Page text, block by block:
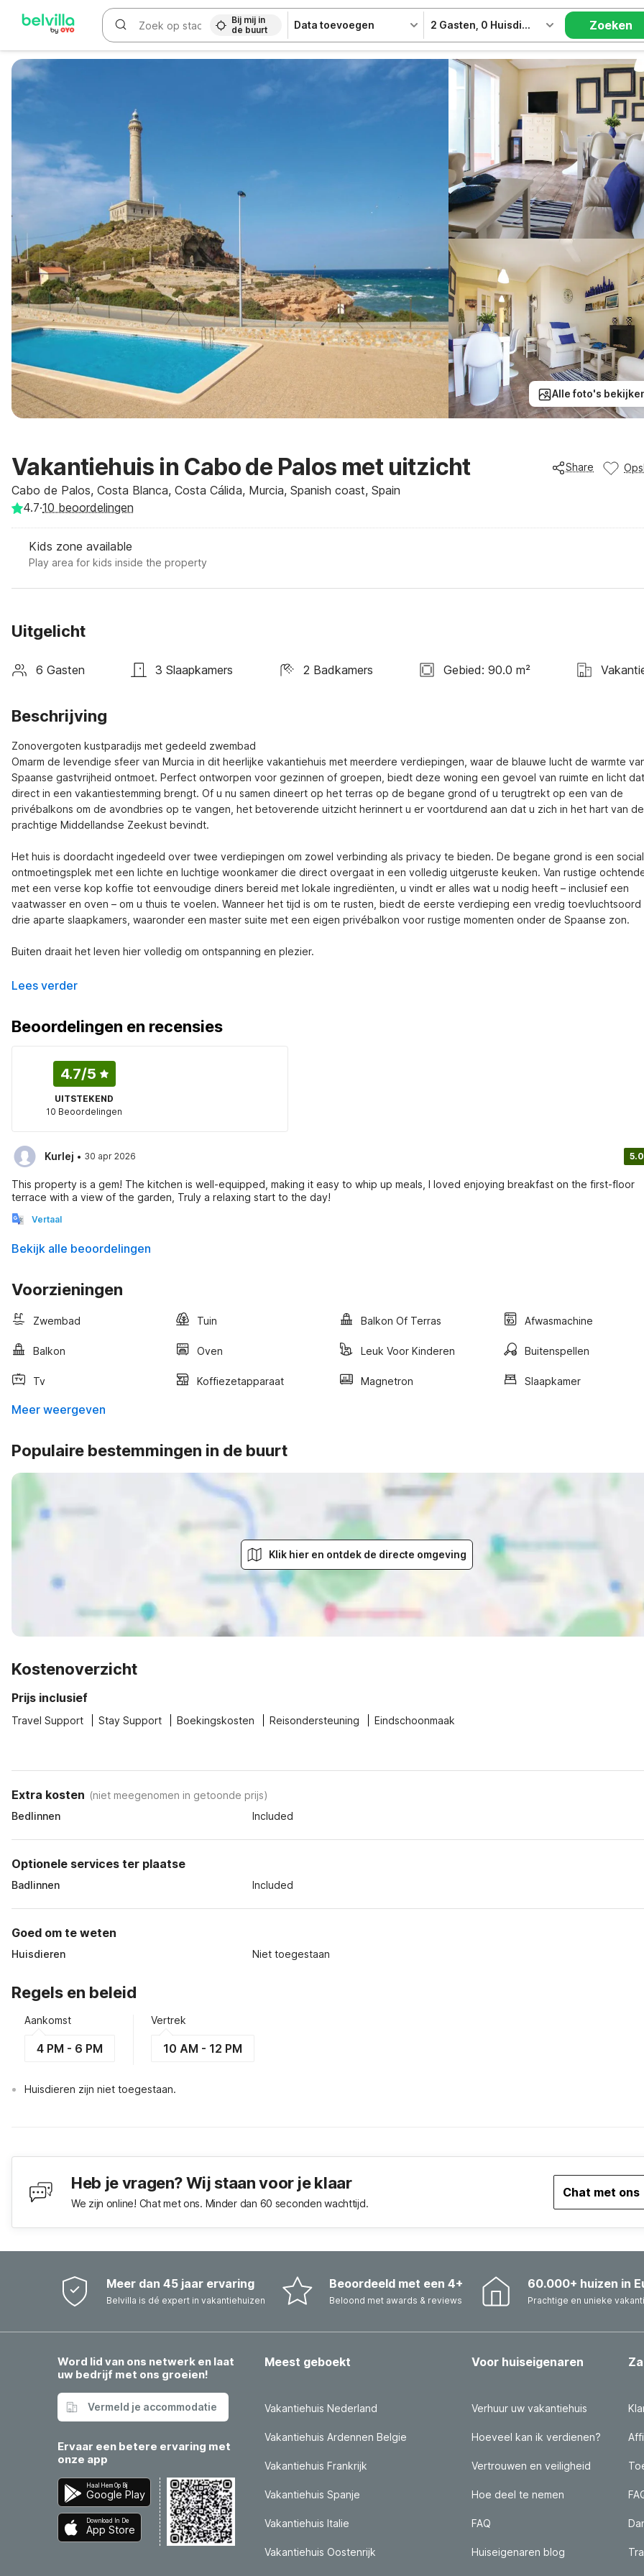
WIZARD MEMBER
Bij mij in
de buurt
Data toevoegen 2 Gasten 0 Huisdieren Zoeken
Alle foto's
Vakantiehuis in Cabo de Palos met uitzicht
Cabo de Palos, Costa Blanca, Costa Cálida, Murcia, Spanish coast, Spain
Share
4.7·10 beoordelingen
Kids zone available
Play area for kids inside the property
Uitgelicht
6 Gasten 3 Slaapkamers 2 Badkamers Gebied: 90.0 m²
Beschrijving
Zonovergoten kustparadijs met gedeeld zwembad
Omarm de levendige sfeer van Murcia in dit heerlijke vakantiehuis met meerdere verdiepingen, waar de blauwe lucht de warmte
Spaanse gastvrijheid ontmoet. Perfect ontworpen voor gezinnen of groepen, biedt deze woning een gevoel van ruimte en licht
direct in een vakantiestemming brengt. Of u nu samen dineert op het terras op de begane grond of u terugtrekt op een van de
privébalkons om de avondbries op te vangen, het betoverende uitzicht herinnert u er voortdurend aan dat u zich in het hart van de
prachtige Middellandse Zeekust bevindt.
Het huis is doordacht ingedeeld over twee verdiepingen om zowel verbinding als privacy te bieden. De begane grond is een
ontmoetingsplek met een lichte en luchtige woonkamer die direct overgaat in een volledig uitgeruste keuken. Van rustige
met een verse kop koffie tot eenvoudige diners bereid met lokale ingrediënten, u vindt er alles wat u nodig heeft – inclusief een
vaatwasser en oven – om u thuis te voelen. Wanneer het tijd is om te rusten, biedt de eerste verdieping een vredig toevluchtsoord
drie aparte slaapkamers, waaronder een master suite met een eigen privébalkon voor rustige momenten onder de Spaanse zon.
Buiten draait het leven hier volledig om ontspanning en plezier.
Lees verder
Beoordelingen en recensies
4.7/5
UITSTEKEND
10 Beoordelingen
Kurlej · 30 apr 2026 5.0
This property is a gem! The kitchen is well-equipped, making it easy to whip up meals, I loved enjoying breakfast on the first-floor
terrace with a view of the garden, Truly a relaxing start to the day!
Vertaal
Bekijk alle beoordelingen
Voorzieningen
Zwembad Tuin Balkon Of Terras Afwasmachine
Balkon Oven Leuk Voor Kinderen Buitenspellen
Tv Koffiezetapparaat Magnetron Slaapkamer
Meer weergeven
Populaire bestemmingen in de buurt
Klik hier en ontdek de directe omgeving
Kostenoverzicht
Prijs inclusief
Travel Support Stay Support Boekingskosten Reisondersteuning Eindschoonmaak
Extra kosten (niet meegenomen in getoonde prijs)
Bedlinnen
Included
Optionele services ter plaatse
Badlinnen Included
Goed om te weten
Huisdieren Niet toegestaan
Regels en beleid
Aankomst
4 PM - 6 PM
Vertrek
10 AM - 12 PM
Huisdieren zijn niet toegestaan.
Heb je vragen? Wij staan voor je klaar
We zijn online! Chat met ons. Minder dan 60 seconden wachttijd.
Chat met ons
Meer dan 45 jaar ervaring
Belvilla is dé expert in vakantiehuizen
Beoordeeld met een 4+
Beloond met awards & reviews
60.000+ huizen in
Prachtige en unieke
Word lid van ons netwerk en laat
uw bedrijf met ons groeien!
Vermeld je accommodatie
Ervaar een betere ervaring met
onze app
Haal Hem Op Bij
Google Play
Download In De
App Store
Meest geboekt
Vakantiehuis Nederland
Vakantiehuis Ardennen Belgie
Vakantiehuis Frankrijk
Vakantiehuis Spanje
Vakantiehuis Italie
Vakantiehuis Oostenrijk
Voor huiseigenaren
Verhuur uw vakantiehuis
Hoeveel kan ik verdienen?
Vertrouwen en veiligheid
Hoe deel te nemen
FAQ
Huiseigenaren blog